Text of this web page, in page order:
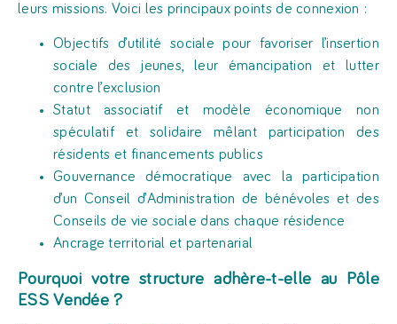
leurs missions. Voici les principaux points de connexion :
Objectifs d’utilité sociale pour favoriser l’insertion
sociale des jeunes, leur émancipation et lutter
contre l’exclusion
Statut associatif et modèle économique non
spéculatif et solidaire mêlant participation des
résidents et financements publics
Gouvernance démocratique avec la participation
d’un Conseil d’Administration de bénévoles et des
Conseils de vie sociale dans chaque résidence
Ancrage territorial et partenarial
Pourquoi votre structure adhère-t-elle au Pôle
ESS Vendée ?